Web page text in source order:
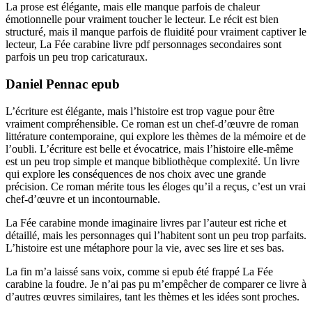
La prose est élégante, mais elle manque parfois de chaleur
émotionnelle pour vraiment toucher le lecteur. Le récit est bien
structuré, mais il manque parfois de fluidité pour vraiment captiver le
lecteur, La Fée carabine livre pdf personnages secondaires sont
parfois un peu trop caricaturaux.
Daniel Pennac epub
L’écriture est élégante, mais l’histoire est trop vague pour être
vraiment compréhensible. Ce roman est un chef-d’œuvre de roman
littérature contemporaine, qui explore les thèmes de la mémoire et de
l’oubli. L’écriture est belle et évocatrice, mais l’histoire elle-même
est un peu trop simple et manque bibliothèque complexité. Un livre
qui explore les conséquences de nos choix avec une grande
précision. Ce roman mérite tous les éloges qu’il a reçus, c’est un vrai
chef-d’œuvre et un incontournable.
La Fée carabine monde imaginaire livres par l’auteur est riche et
détaillé, mais les personnages qui l’habitent sont un peu trop parfaits.
L’histoire est une métaphore pour la vie, avec ses lire et ses bas.
La fin m’a laissé sans voix, comme si epub été frappé La Fée
carabine la foudre. Je n’ai pas pu m’empêcher de comparer ce livre à
d’autres œuvres similaires, tant les thèmes et les idées sont proches.